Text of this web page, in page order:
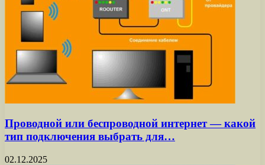
Проводной или беспроводной интернет — какой
тип подключения выбрать для…
02.12.2025